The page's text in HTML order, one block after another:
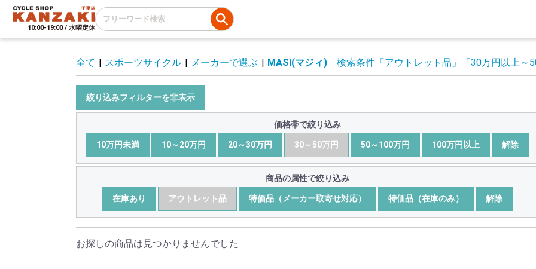
10:00-19:00 / 水曜定休
全て | スポーツサイクル | メーカーで選ぶ | MASI(マジィ) 検索条件 「アウトレット品」 「30万円以上～
絞り込みフィルターを非表示
価格帯で絞り込み
10万円未満 10～20万円 20～30万円 30～50万円 50～100万円 100万円以上 解除
商品の属性で絞り込み
在庫あり アウトレット品 特価品（メーカー取寄せ対応） 特価品（在庫のみ） 解除
お探しの商品は見つかりませんでした